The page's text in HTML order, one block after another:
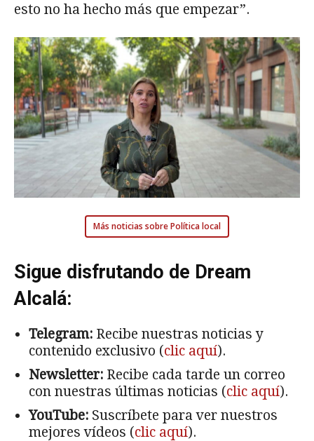
esto no ha hecho más que empezar”.
Más noticias sobre Política local
Sigue disfrutando de Dream
Alcalá:
Telegram: Recibe nuestras noticias y
contenido exclusivo (clic aquí).
Newsletter: Recibe cada tarde un correo
con nuestras últimas noticias (clic aquí).
YouTube: Suscríbete para ver nuestros
mejores vídeos (clic aquí).